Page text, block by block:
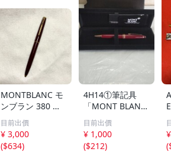
MONTBLANC モ
ンブラン 380 ボ
ールペン レバー
式 ボルドー×ゴー
ルドカラー 文房
具 筆記用具
目前出價
¥ 3,000
($634)
4H14①筆記具
「MONT BLAN
C」ボールペン
（中古）インク切
れてます
目前出價
¥ 1,000
($212)
(